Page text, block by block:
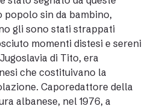
popolo sin da bambino,
gli sono stati strappati
momenti distesi e sereni
di Tito, era
che costituivano la
Caporedattore della
albanese, nel 1976, a